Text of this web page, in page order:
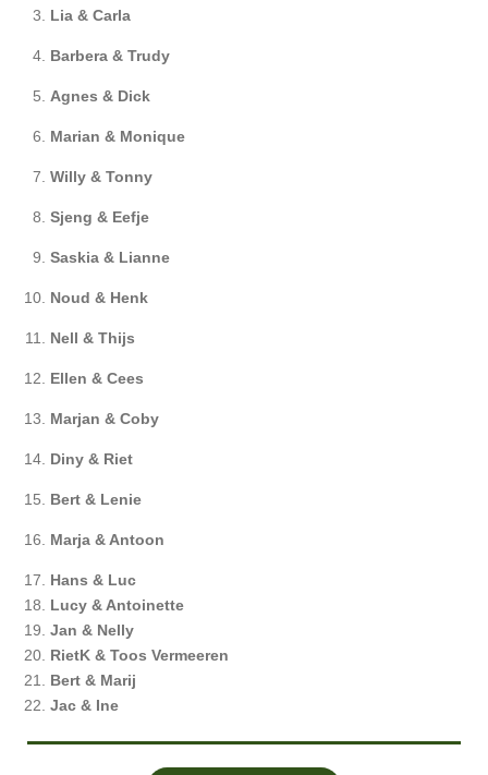
Lia & Carla
Barbera & Trudy
Agnes & Dick
Marian & Monique
Willy & Tonny
Sjeng & Eefje
Saskia & Lianne
Noud & Henk
Nell & Thijs
Ellen & Cees
Marjan & Coby
Diny & Riet
Bert & Lenie
Marja & Antoon
Hans & Luc
Lucy & Antoinette
Jan & Nelly
RietK & Toos Vermeeren
Bert & Marij
Jac & Ine